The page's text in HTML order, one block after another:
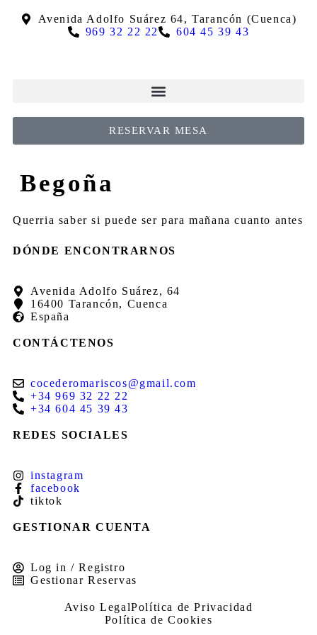
Avenida Adolfo Suárez 64, Tarancón (Cuenca)
969 32 22 22
604 45 39 43
RESERVAR MESA
Begoña
Querria saber si puede ser para mañana cuanto antes
DÓNDE ENCONTRARNOS
Avenida Adolfo Suárez, 64
16400 Tarancón, Cuenca
España
CONTÁCTENOS
cocederomariscos@gmail.com
+34 969 32 22 22
+34 604 45 39 43
REDES SOCIALES
instagram
facebook
tiktok
GESTIONAR CUENTA
Log in / Registro
Gestionar Reservas
Aviso LegalPolítica de Privacidad
Política de Cookies